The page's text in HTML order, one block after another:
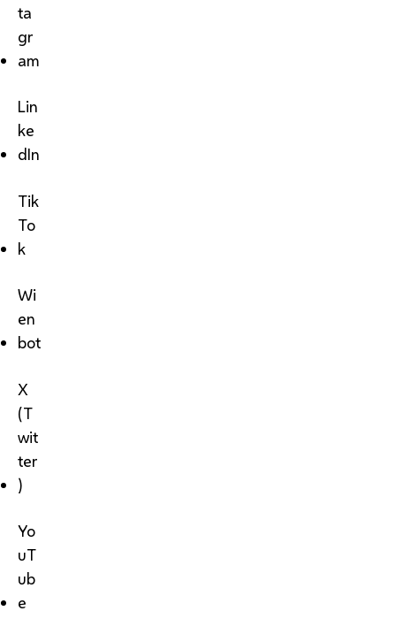
ta
gr
am
Lin
ke
dIn
Tik
To
k
Wi
en
bot
X
(T
wit
ter
)
Yo
uT
ub
e